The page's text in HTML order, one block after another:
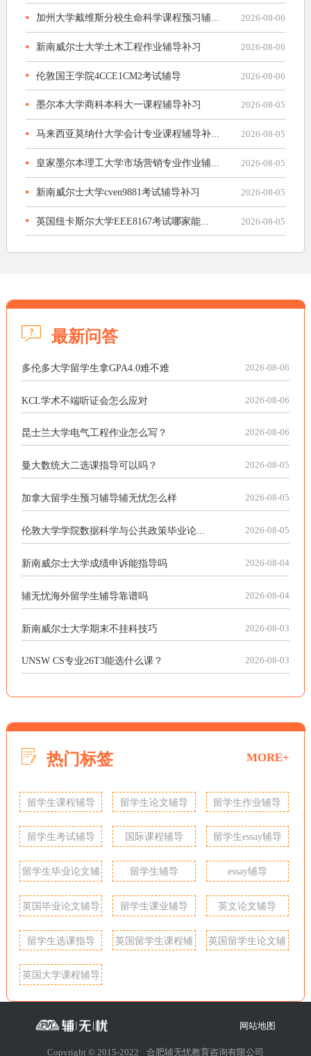
加州大学戴维斯分校生命科学课程预习辅... 2026-08-06
新南威尔士大学土木工程作业辅导补习 2026-08-06
伦敦国王学院4CCE1CM2考试辅导 2026-08-06
墨尔本大学商科本科大一课程辅导补习 2026-08-05
马来西亚莫纳什大学会计专业课程辅导补... 2026-08-05
皇家墨尔本理工大学市场营销专业作业辅... 2026-08-05
新南威尔士大学cven9881考试辅导补习 2026-08-05
英国纽卡斯尔大学EEE8167考试哪家能... 2026-08-05
最新问答
多伦多大学留学生拿GPA4.0难不难 2026-08-06
KCL学术不端听证会怎么应对 2026-08-06
昆士兰大学电气工程作业怎么写？ 2026-08-06
曼大数统大二选课指导可以吗？ 2026-08-05
加拿大留学生预习辅导辅无忧怎么样 2026-08-05
伦敦大学学院数据科学与公共政策毕业论... 2026-08-05
新南威尔士大学成绩申诉能指导吗 2026-08-04
辅无忧海外留学生辅导靠谱吗 2026-08-04
新南威尔士大学期末不挂科技巧 2026-08-03
UNSW CS专业26T3能选什么课？ 2026-08-03
热门标签 MORE+
留学生课程辅导 留学生论文辅导 留学生作业辅导
留学生考试辅导 国际课程辅导 留学生essay辅导
留学生毕业论文辅
留学生辅导 essay辅导
英国毕业论文辅导 留学生课业辅导 英文论文辅导
留学生选课指导
英国留学生课程辅
英国留学生论文辅
英国大学课程辅导
网站地图
Copyright © 2015-2022 合肥辅无忧教育咨询有限公司